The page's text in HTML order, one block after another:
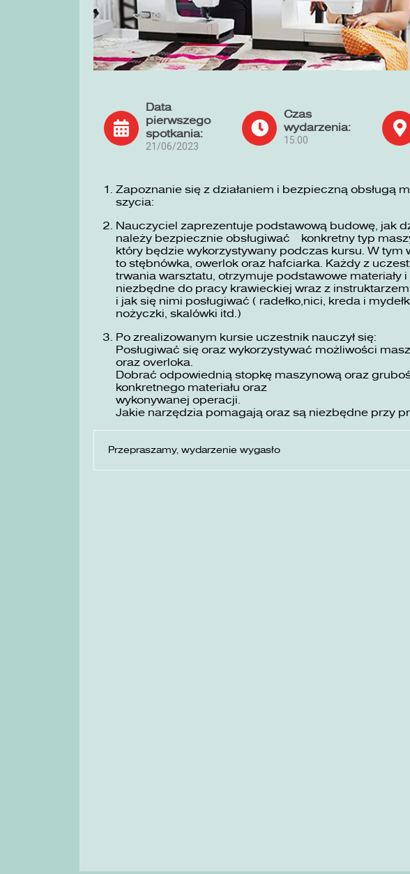
Data
pierwszego
spotkania:
21/06/2023
Czas
wydarzenia:
15:00
Zapoznanie się z działaniem i bezpieczną obsługą
szycia:
Nauczyciel zaprezentuje podstawową budowę, jak
należy bezpiecznie obsługiwać konkretny typ
który będzie wykorzystywany podczas kursu. W tym
to stębnówka, owerlok oraz hafciarka. Każdy z
trwania warsztatu, otrzymuje podstawowe materiały
niezbędne do pracy krawieckiej wraz z
i jak się nimi posługiwać ( radełko,nici, kreda i
nożyczki, skalówki itd.)
Po zrealizowanym kursie uczestnik nauczył się:
Posługiwać się oraz wykorzystywać możliwości
oraz overloka.
Dobrać odpowiednią stopkę maszynową oraz
konkretnego materiału oraz
wykonywanej operacji.
Jakie narzędzia pomagają oraz są niezbędne przy
Przepraszamy, wydarzenie wygasło